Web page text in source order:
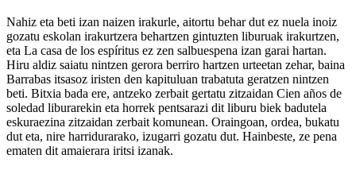
Nahiz eta beti izan naizen irakurle, aitortu behar dut ez nuela inoiz
gozatu eskolan irakurtzera behartzen gintuzten liburuak irakurtzen,
eta La casa de los espíritus ez zen salbuespena izan garai hartan.
Hiru aldiz saiatu nintzen gerora berriro hartzen urteetan zehar, baina
Barrabas itsasoz iristen den kapituluan trabatuta geratzen nintzen
beti. Bitxia bada ere, antzeko zerbait gertatu zitzaidan Cien años de
soledad liburarekin eta horrek pentsarazi dit liburu biek badutela
eskuraezina zitzaidan zerbait komunean. Oraingoan, ordea, bukatu
dut eta, nire harridurarako, izugarri gozatu dut. Hainbeste, ze pena
ematen dit amaierara iritsi izanak.